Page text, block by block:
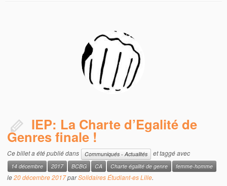
IEP: La Charte d’Egalité de
Genres finale !
Ce billet a été publié dans Communiqués - Actualités et taggé avec
14 décembre 2017 BCBG CA Charte égalité de genre femme-homme
le20 décembre 2017parSolidaires Étudiant-es Lille.